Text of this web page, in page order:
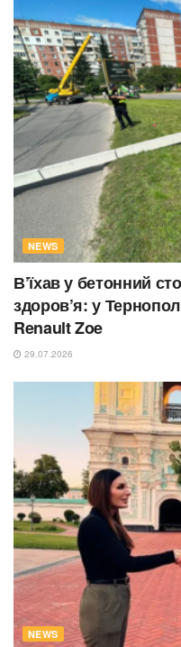
NEWS
В’їхав у бетонний
здоров’я: у
Renault Zoe
29.07.2026
NEWS